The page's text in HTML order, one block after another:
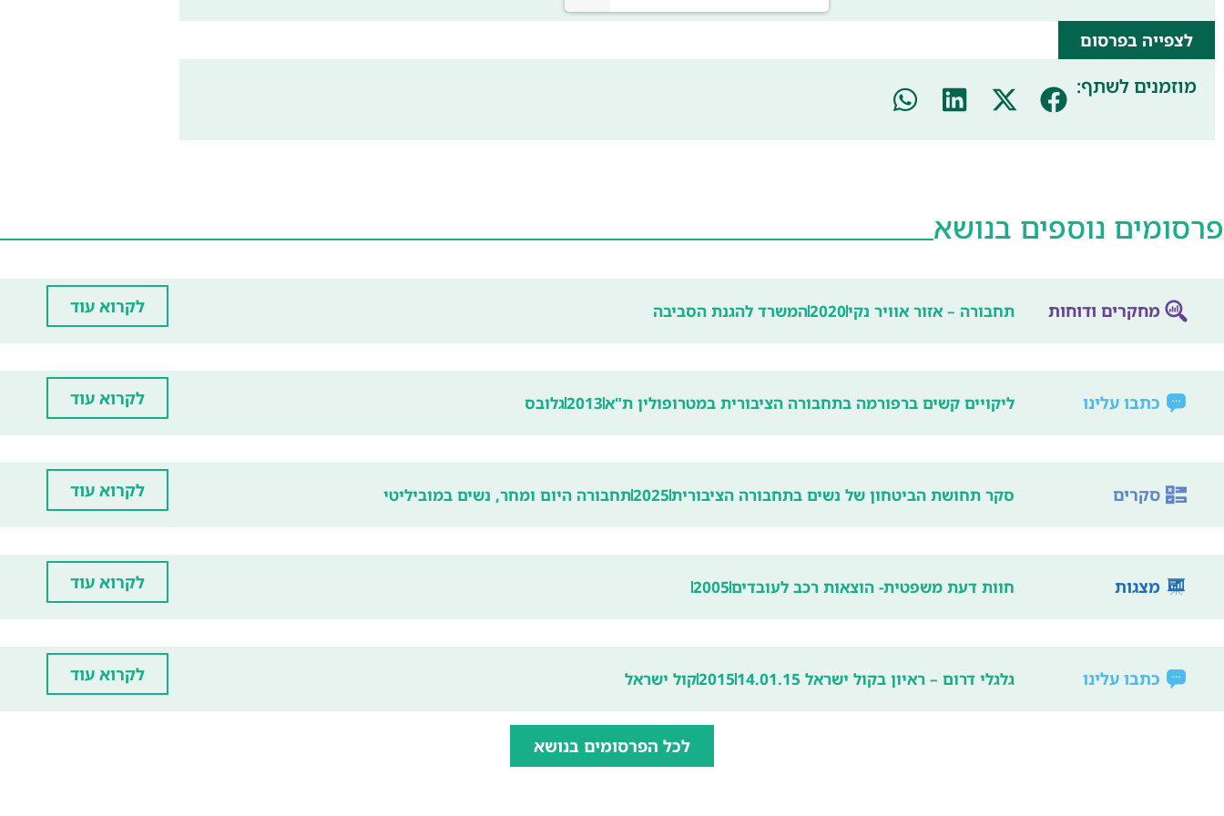
לצפייה בפרסום
מוזמנים לשתף:
פרסומים נוספים בנושא
מחקרים ודוחות תחבורה – אזור אוויר נקי2020המשרד להגנת הסביבה לקרוא עוד
כתבו עלינו ליקויים קשים ברפורמה בתחבורה הציבורית במטרופולין ת"א2013גלובס לקרוא עוד
סקרים סקר תחושת הביטחון של נשים בתחבורה הציבורית2025תחבורה היום ומחר, נשים במוביליטי לקרוא עוד
מצגות חוות דעת משפטית- הוצאות רכב לעובדים2005 לקרוא עוד
כתבו עלינו גלגלי דרום – ראיון בקול ישראל 14.01.15 2015קול ישראל לקרוא עוד
לכל הפרסומים בנושא